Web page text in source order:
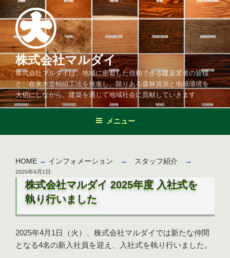
コ
ン
テ
ン
ツ
へ
ス
キ
ッ
株式会社マルダイ
株式会社マルダイは、地域に密着した信頼できる建築業者の皆様
と、在来木造軸組工法を推進し、限りある森林資源と地域環境を
大切にしながら、建築を通じて地域社会に貢献していきます
メニュー
HOME → インフォメーション → スタッフ紹介 →
投
2025年4月1日
株式会社マルダイ 2025年度 入社式を
執り行いました
2025年4月1日（火）、株式会社マルダイでは新たな仲間
となる4名の新入社員を迎え、入社式を執り行いました。